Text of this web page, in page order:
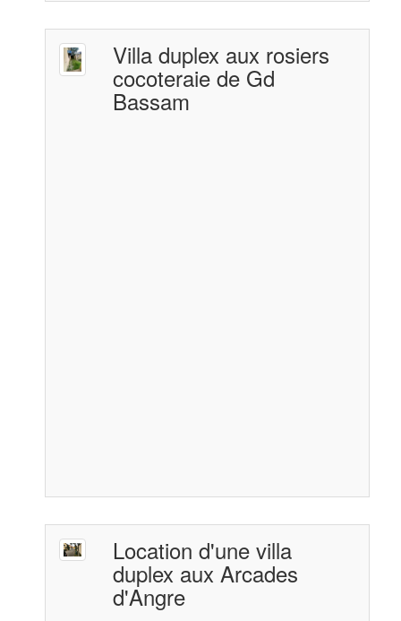
Villa duplex aux rosiers
cocoteraie de Gd
Bassam
Location d'une villa
duplex aux Arcades
d'Angre